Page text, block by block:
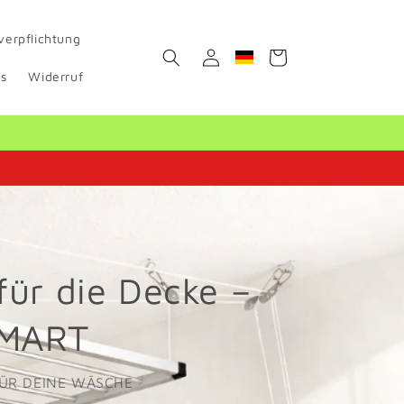
Widerruf
Einloggen
Geolocation Button:
Warenkorb
die Decke –
DEINE WÄSCHE